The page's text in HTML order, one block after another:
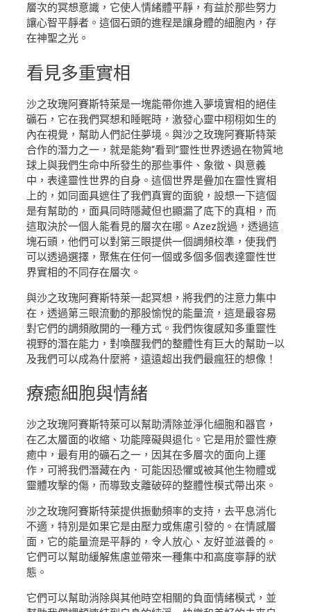
層次的冥想意識，它使人情緒體平靜，有益於那些努力
讓心智平靜者。這個石頭的進程是讓身體的細胞內，存
在神聖之光。
看見多重實相
沙之玫瑰阿賽斯特萊是一塊能帶你進入夢境實相的絕佳
礦石，它在我們冥想和睡眠時，激發心靈中栩栩如生的
內在視覺，幫助人們記住夢境。與沙之玫瑰阿賽斯特萊
合作的潛力之一，就是能夠“看到”靈性世界透過在物質地
球上與我們生命中所發生的那些事件、象徵、與意義
中，表達靈性世界的自身。這個世界是疊加在靈性實相
上的，如同面具遮住了我們真實的面貌，設想一下這個
是有幫助的，面具同時隱藏但也顯漏了底下的真相，而
這取決於一個人能看見的層次在哪。Azez說過，透過這
塊石頭，他們可以對第三眼提供一個調頻校準，使我們
可以透過選擇，聚焦在任何一個或多個多個表達靈性世
界實相的不同存在層次。
與沙之玫瑰阿賽斯特萊一起冥想，將我們的注意力集中
在，透過第三眼流動的那股愉悅的能量流，這是最容易
對它們的調頻敞開的一種方式。我們恢復感知多重靈性
視野的潛在能力，對喚醒我們的整體性有巨大的幫助—以
及我們可以成為什麼將，遠遠超出我們最瘋狂的想像！
療癒細胞與情緒
沙之玫瑰阿賽斯特萊可以幫助清除並淨化細胞和器官，
在乙太層面的收縮、功能障礙與退化。它是用於靈性療
癒中，最有用的礦石之一，因其在多層次的面向上運
作，可將我們潛藏在內．可能因恐懼或被其他生物體或
靈體攻擊的傷，而導致支離破碎的整體性模式帶出來。
沙之玫瑰阿賽斯特萊提供振動頻率的支持，去平息消化
不適，特別是如果它是由壓力或焦慮引發的。在情感層
面，它的能量流是平靜的，令人放心、友好並滋養的。
它們可以幫助緩解焦慮並帶來一種集中和高度寧靜的狀
態。
它們可以幫助消除與其他時空相關的負面情緒模式，並